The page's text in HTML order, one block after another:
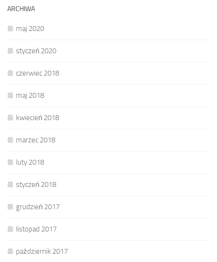
ARCHIWA
maj 2020
styczeń 2020
czerwiec 2018
maj 2018
kwiecień 2018
marzec 2018
luty 2018
styczeń 2018
grudzień 2017
listopad 2017
październik 2017